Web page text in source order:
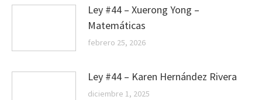
Ley #44 – Xuerong Yong –
Matemáticas
febrero 25, 2026
Ley #44 – Karen Hernández Rivera
diciembre 1, 2025